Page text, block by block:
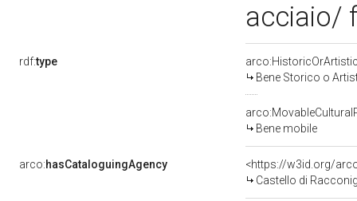
acciaio/
rdf:type
Bene Storico o
Bene mobile
arco:hasCataloguingAgency
<https://w3id.org/
Castello di